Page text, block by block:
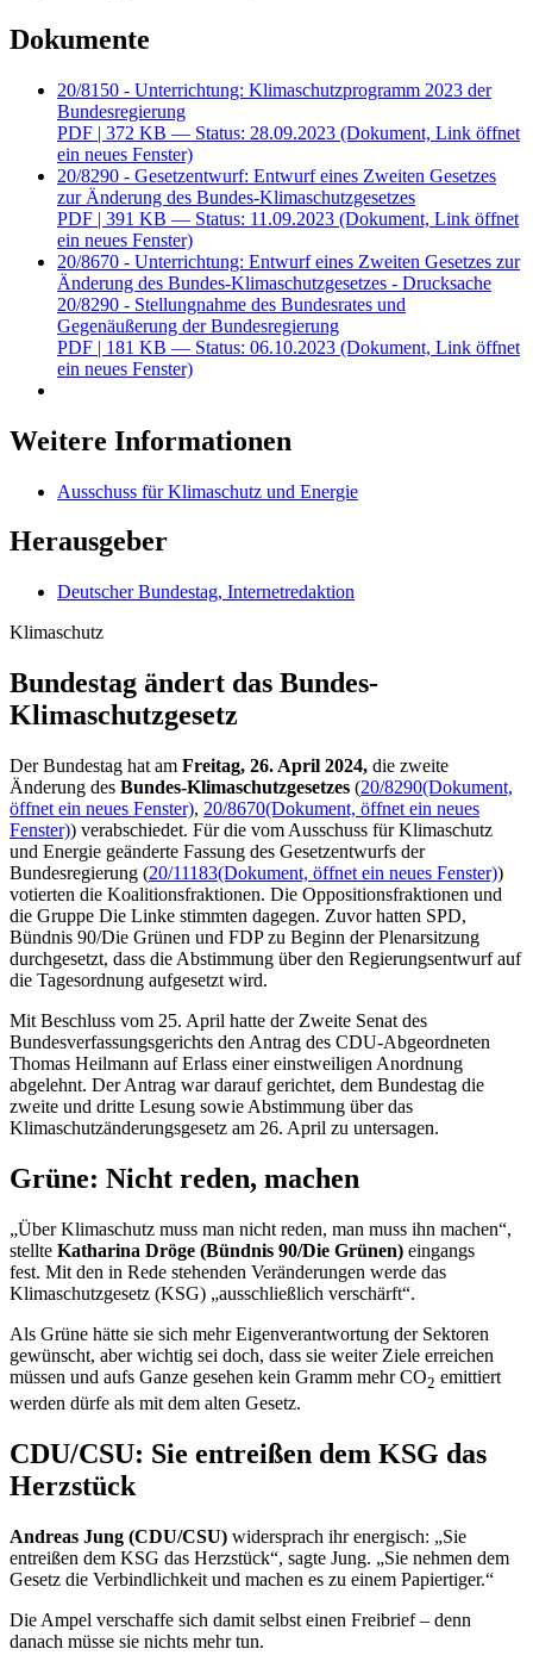
Dokumente
20/8150 - Unterrichtung: Klimaschutzprogramm 2023 der
Bundesregierung
PDF | 372 KB — Status: 28.09.2023 (Dokument, Link öffnet
ein neues Fenster)
20/8290 - Gesetzentwurf: Entwurf eines Zweiten Gesetzes
zur Änderung des Bundes-Klimaschutzgesetzes
PDF | 391 KB — Status: 11.09.2023 (Dokument, Link öffnet
ein neues Fenster)
20/8670 - Unterrichtung: Entwurf eines Zweiten Gesetzes zur
Änderung des Bundes-Klimaschutzgesetzes - Drucksache
20/8290 - Stellungnahme des Bundesrates und
Gegenäußerung der Bundesregierung
PDF | 181 KB — Status: 06.10.2023 (Dokument, Link öffnet
ein neues Fenster)
Weitere Informationen
Ausschuss für Klimaschutz und Energie
Herausgeber
Deutscher Bundestag, Internetredaktion
Klimaschutz
Bundestag ändert das Bundes-
Klimaschutzgesetz
Der Bundestag hat am Freitag, 26. April 2024, die zweite
Änderung des Bundes-Klimaschutzgesetzes (20/8290(Dokument,
öffnet ein neues Fenster), 20/8670(Dokument, öffnet ein neues
Fenster)) verabschiedet. Für die vom Ausschuss für Klimaschutz
und Energie geänderte Fassung des Gesetzentwurfs der
Bundesregierung (20/11183(Dokument, öffnet ein neues Fenster))
votierten die Koalitionsfraktionen. Die Oppositionsfraktionen und
die Gruppe Die Linke stimmten dagegen. Zuvor hatten SPD,
Bündnis 90/Die Grünen und FDP zu Beginn der Plenarsitzung
durchgesetzt, dass die Abstimmung über den Regierungsentwurf auf
die Tagesordnung aufgesetzt wird.
Mit Beschluss vom 25. April hatte der Zweite Senat des
Bundesverfassungsgerichts den Antrag des CDU-Abgeordneten
Thomas Heilmann auf Erlass einer einstweiligen Anordnung
abgelehnt. Der Antrag war darauf gerichtet, dem Bundestag die
zweite und dritte Lesung sowie Abstimmung über das
Klimaschutzänderungsgesetz am 26. April zu untersagen.
Grüne: Nicht reden, machen
„Über Klimaschutz muss man nicht reden, man muss ihn machen“,
stellte Katharina Dröge (Bündnis 90/Die Grünen) eingangs
fest. Mit den in Rede stehenden Veränderungen werde das
Klimaschutzgesetz (KSG) „ausschließlich verschärft“.
Als Grüne hätte sie sich mehr Eigenverantwortung der Sektoren
gewünscht, aber wichtig sei doch, dass sie weiter Ziele erreichen
müssen und aufs Ganze gesehen kein Gramm mehrCO2 emittiert
werden dürfe als mit dem alten Gesetz.
CDU/CSU: Sie entreißen dem KSG das
Herzstück
Andreas Jung (CDU/CSU) widersprach ihr energisch: „Sie
entreißen dem KSG das Herzstück“, sagte Jung. „Sie nehmen dem
Gesetz die Verbindlichkeit und machen es zu einem Papiertiger.“
Die Ampel verschaffe sich damit selbst einen Freibrief – denn
danach müsse sie nichts mehr tun.